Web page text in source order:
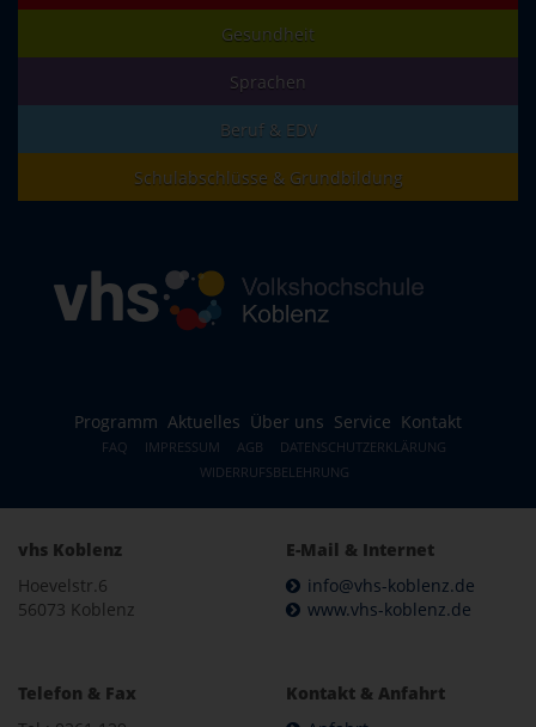
Gesundheit
Sprachen
Beruf & EDV
Schulabschlüsse & Grundbildung
Programm Aktuelles Über uns Service Kontakt
FAQ IMPRESSUM AGB
DATENSCHUTZERKLÄRUNG
WIDERRUFSBELEHRUNG
vhs Koblenz
Hoevelstr.6
56073 Koblenz
E-Mail & Internet
info@vhs-koblenz.de
www.vhs-koblenz.de
Telefon & Fax
Kontakt & Anfahrt